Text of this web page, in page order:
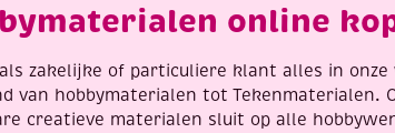
online
zakelijke of particuliere klant alles in onze
van hobbymaterialen tot Tekenmaterialen.
creatieve materialen sluit op alle